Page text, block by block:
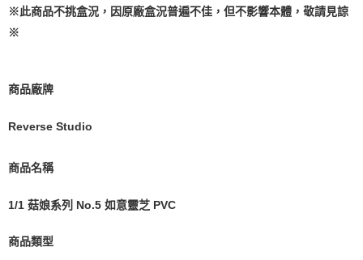
※此商品不挑盒況，因原廠盒況普遍不佳，但不影響本體，敬請見諒
※
商品廠牌
Reverse Studio
商品名稱
1/1 菇娘系列 No.5 如意靈芝 PVC
商品類型